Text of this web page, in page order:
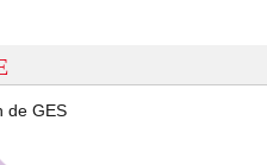
de GES